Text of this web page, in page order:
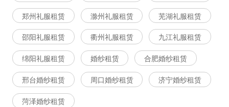
郑州礼服租赁 滁州礼服租赁 芜湖礼服租赁
邵阳礼服租赁 衢州礼服租赁 九江礼服租赁
绵阳礼服租赁 婚纱租赁 合肥婚纱租赁
邢台婚纱租赁 周口婚纱租赁 济宁婚纱租赁
菏泽婚纱租赁